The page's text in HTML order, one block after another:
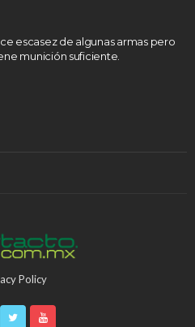
escasez de algunas armas pero
munición suficiente.
Policy